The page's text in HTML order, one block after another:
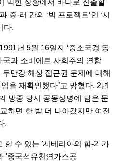
막힌 상황에서 바다로 진출할
중·러 간의 ‘빅 프로젝트’인 ‘시
다.
년 5월 16일자 ‘중소국경 동
과 소비에트 사회주의 연합
만강 해상 접근권 문제에 대해
을 재확인했다”고 밝혔다. 2년
방중 당시 공동성명에 담은 문
하면 한 발 더 나아갔지만 여전
.
할 수 있는 '시베리아의 힘-2' 가
'중국석유천연가스공